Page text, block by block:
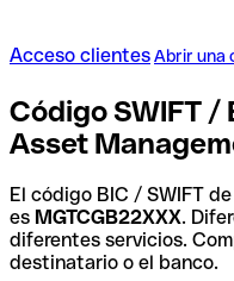
Acceso clientesAbrir una
Código SWIFT /
Asset
El código BIC / SWIFT
es MGTCGB22XXX.
diferentes servicios.
destinatario o el banco.